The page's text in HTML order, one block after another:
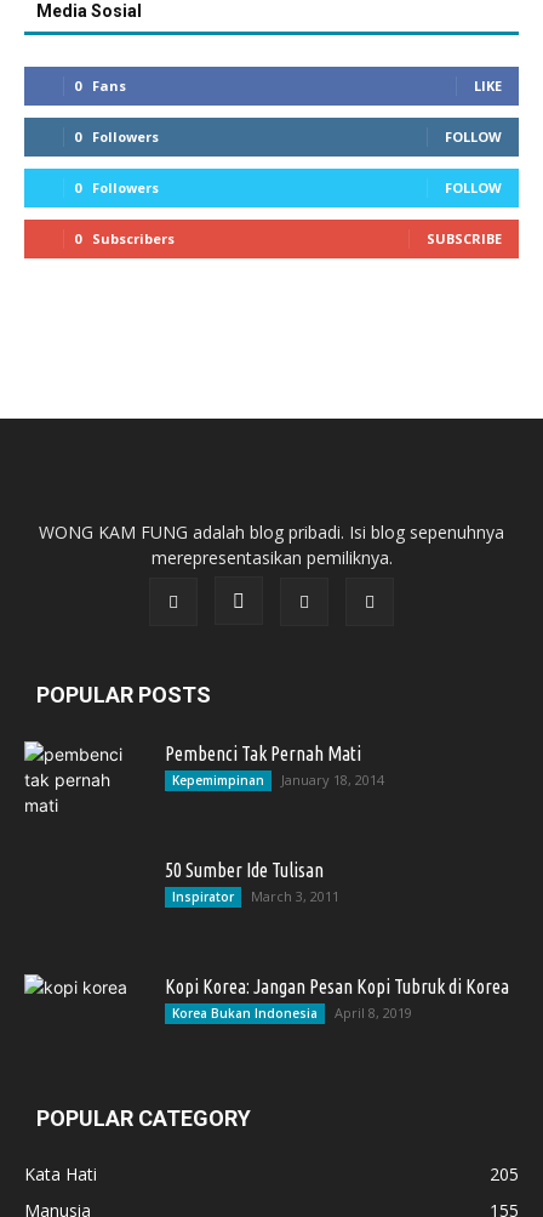
Media Sosial
0 Fans LIKE
0 Followers FOLLOW
0 Followers FOLLOW
0 Subscribers SUBSCRIBE
WONG KAM FUNG adalah blog pribadi. Isi blog sepenuhnya
merepresentasikan pemiliknya.
POPULAR POSTS
Pembenci Tak Pernah Mati
Kepemimpinan January 18, 2014
50 Sumber Ide Tulisan
Inspirator March 3, 2011
Kopi Korea: Jangan Pesan Kopi Tubruk di Korea
Korea Bukan Indonesia April 8, 2019
POPULAR CATEGORY
Kata Hati
205
Manusia
155